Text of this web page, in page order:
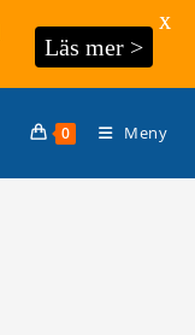
0 Meny
Läs mer >
X